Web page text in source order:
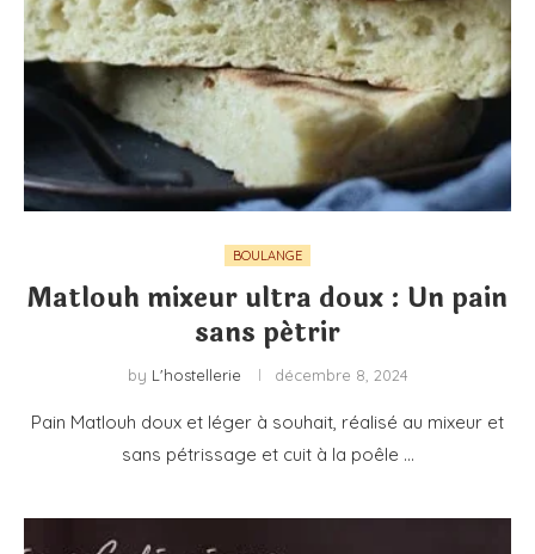
BOULANGE
Matlouh mixeur ultra doux : Un pain
sans pétrir
by L'hostellerie décembre 8, 2024
Pain Matlouh doux et léger à souhait, réalisé au mixeur et
sans pétrissage et cuit à la poêle …